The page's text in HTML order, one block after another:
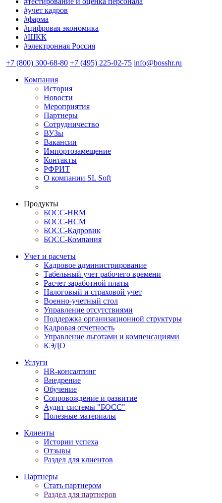
#учет кадров
#фарма
#цифровая экономика
#ШКК
#электронная Россия
+7 (800) 300-68-80 +7 (495) 225-02-75 info@bosshr.ru
Компания
История
Новости
Мероприятия
Партнеры
Сотрудничество
ВУЗы
Вакансии
Импортозамещение
Контакты
РФРИТ
О компании SL Soft
Продукты
БОСС-HRM
БОСС-HCM
БОСС-Кадровик
БОСС-Компания
Учет и расчеты
Кадровое администрирование
Табельный учет рабочего времени
Расчет заработной платы
Налоговый и страховой учет
Военно-учетный стол
Управление отсутствиями
Поддержка организационной структуры
Кадровая отчетность
Управление льготами и компенсациями
КЭДО
Услуги
HR-консалтинг
Внедрение
Обучение
Сопровождение и развитие
Аудит системы "БОСС"
Полезные материалы
Клиенты
Истории успеха
Отзывы
Раздел для клиентов
Партнеры
Стать партнером
Раздел для партнеров